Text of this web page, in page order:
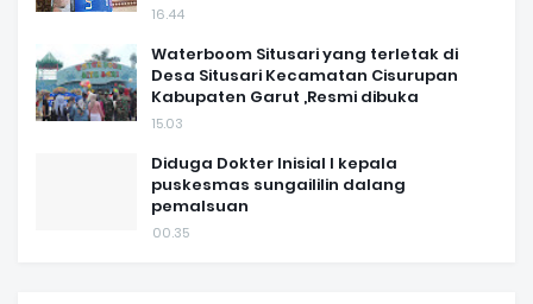
16.44
Waterboom Situsari yang terletak di
Desa Situsari Kecamatan Cisurupan
Kabupaten Garut ,Resmi dibuka
15.03
Diduga Dokter Inisial I kepala
puskesmas sungaililin dalang
pemalsuan
00.35